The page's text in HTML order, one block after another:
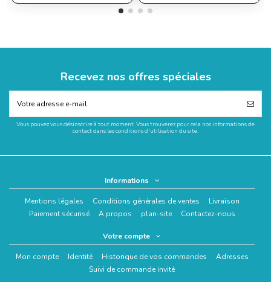
Recevez nos offres spéciales
Vous pouvez vous désinscrire à tout moment. Vous trouverez pour cela nos informations de
contact dans les conditions d'utilisation du site.
Informations
Mentions légales Conditions générales de ventes
Livraison
Paiement sécurisé
A propos plan-site Contactez-nous
Votre compte
Mon compte Identité Historique de vos commandes
Adresses
Suivi de commande invité